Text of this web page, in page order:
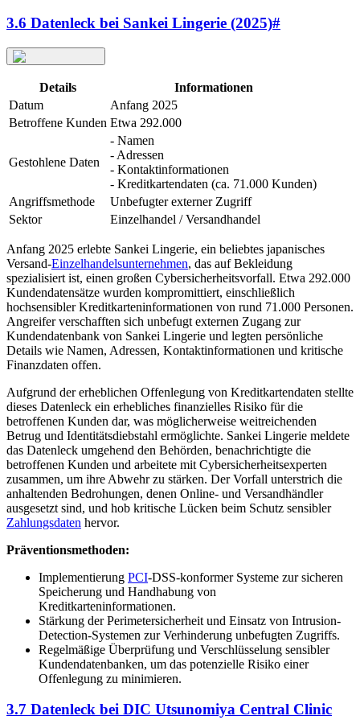
3.6 Datenleck bei Sankei Lingerie (2025)#
Details
Informationen
Datum
Anfang 2025
Betroffene Kunden Etwa 292.000
Gestohlene Daten
- Namen
- Adressen
- Kontaktinformationen
- Kreditkartendaten (ca. 71.000 Kunden)
Angriffsmethode
Unbefugter externer Zugriff
Sektor
Einzelhandel / Versandhandel
Anfang 2025 erlebte Sankei Lingerie, ein beliebtes japanisches
Versand-Einzelhandelsunternehmen, das auf Bekleidung
spezialisiert ist, einen großen Cybersicherheitsvorfall. Etwa 292.000
Kundendatensätze wurden kompromittiert, einschließlich
hochsensibler Kreditkarteninformationen von rund 71.000 Personen.
Angreifer verschafften sich unbefugt externen Zugang zur
Kundendatenbank von Sankei Lingerie und legten persönliche
Details wie Namen, Adressen, Kontaktinformationen und kritische
Finanzdaten offen.
Aufgrund der erheblichen Offenlegung von Kreditkartendaten stellte
dieses Datenleck ein erhebliches finanzielles Risiko für die
betroffenen Kunden dar, was möglicherweise weitreichenden
Betrug und Identitätsdiebstahl ermöglichte. Sankei Lingerie meldete
das Datenleck umgehend den Behörden, benachrichtigte die
betroffenen Kunden und arbeitete mit Cybersicherheitsexperten
zusammen, um ihre Abwehr zu stärken. Der Vorfall unterstrich die
anhaltenden Bedrohungen, denen Online- und Versandhändler
ausgesetzt sind, und hob kritische Lücken beim Schutz sensibler
Zahlungsdaten hervor.
Präventionsmethoden:
Implementierung PCI-DSS-konformer Systeme zur sicheren
Speicherung und Handhabung von
Kreditkarteninformationen.
Stärkung der Perimetersicherheit und Einsatz von Intrusion-
Detection-Systemen zur Verhinderung unbefugten Zugriffs.
Regelmäßige Überprüfung und Verschlüsselung sensibler
Kundendatenbanken, um das potenzielle Risiko einer
Offenlegung zu minimieren.
3.7 Datenleck bei DIC Utsunomiya Central Clinic